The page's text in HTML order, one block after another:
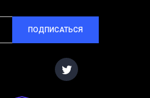
ПОДПИСАТЬСЯ